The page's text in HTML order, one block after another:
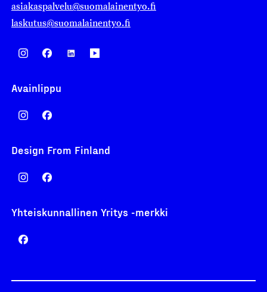
asiakaspalvelu@suomalainentyo.fi
laskutus@suomalainentyo.fi
Avainlippu
Design From Finland
Yhteiskunnallinen Yritys -merkki